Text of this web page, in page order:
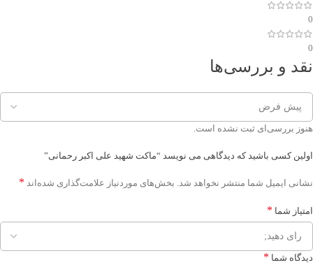
0
0
نقد و بررسی‌ها
هنوز بررسی‌ای ثبت نشده است.
اولین کسی باشید که دیدگاهی می نویسد “ماکت شهید علی اکبر رحمانی”
نشانی ایمیل شما منتشر نخواهد شد. بخش‌های موردنیاز علامت‌گذاری شده‌اند *
امتیاز شما *
دیدگاه شما *